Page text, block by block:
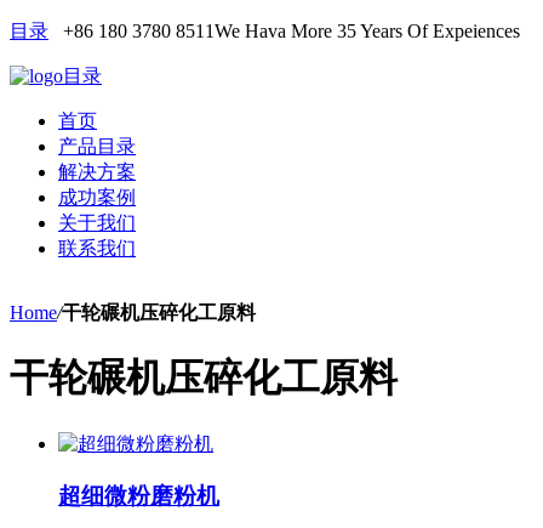
目录 +86 180 3780 8511We Hava More 35 Years Of Expeiences
目录
首页
产品目录
解决方案
成功案例
关于我们
联系我们
Home/干轮碾机压碎化工原料
干轮碾机压碎化工原料
超细微粉磨粉机